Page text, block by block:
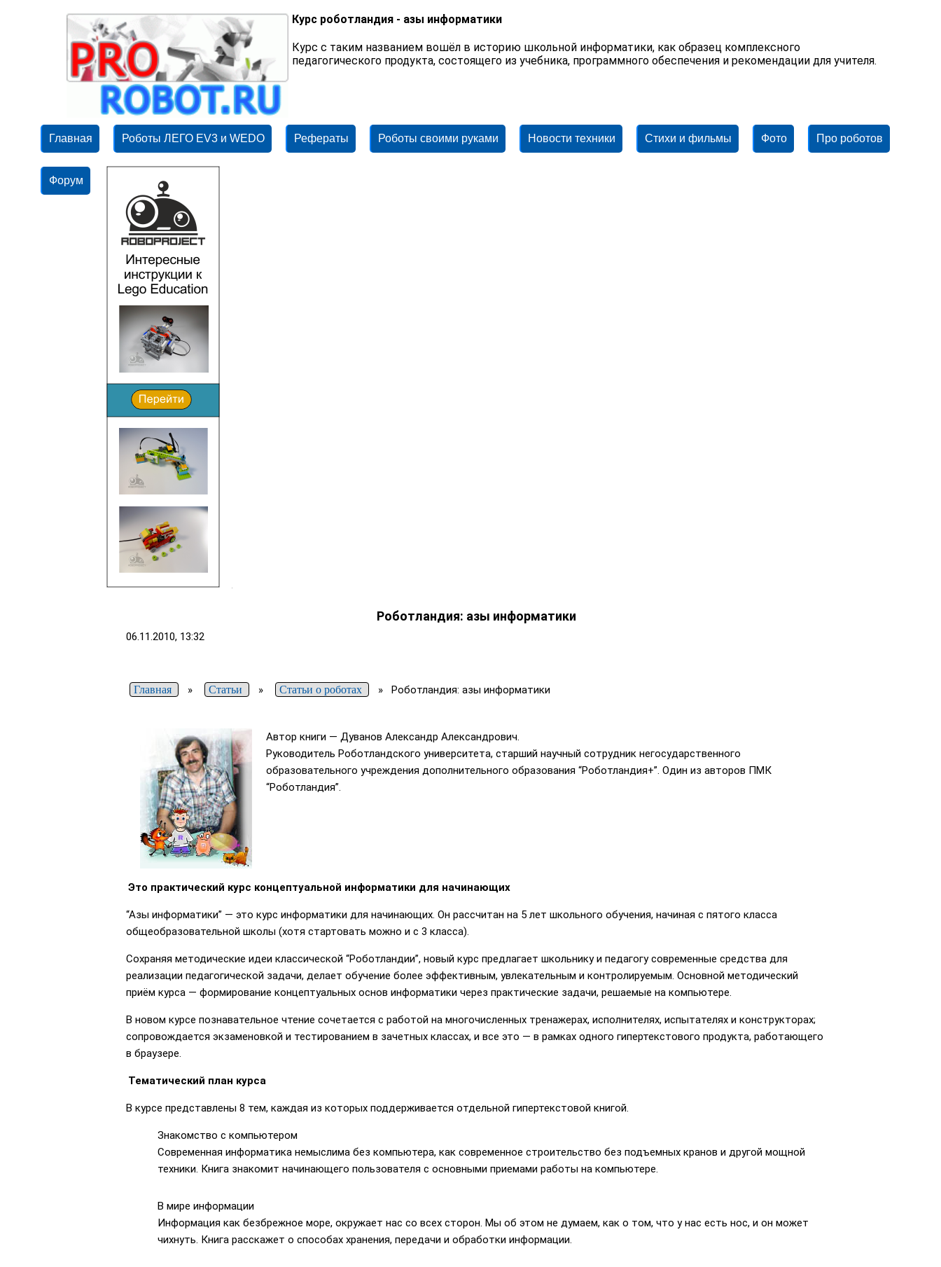
Курс роботландия - азы информатики
Курс с таким названием вошёл в историю школьной информатики, как образец комплексного
педагогического продукта, состоящего из учебника, программного обеспечения и рекомендации для учителя.
Главная Роботы ЛЕГО EV3 и WEDO Рефераты Роботы своими руками Новости техники Стихи и фильмы Фото Про роботов
Форум
Роботландия: азы информатики
06.11.2010, 13:32
Главная » Статьи » Статьи о роботах » Роботландия: азы информатики
Автор книги — Дуванов Александр Александрович.
Руководитель Роботландского университета, старший научный сотрудник негосударственного
образовательного учреждения дополнительного образования “Роботландия+”. Один из авторов ПМК
“Роботландия”.
Это практический курс концептуальной информатики для начинающих
“Азы информатики” — это курс информатики для начинающих. Он рассчитан на 5 лет школьного обучения, начиная с пятого класса
общеобразовательной школы (хотя стартовать можно и с 3 класса).
Сохраняя методические идеи классической “Роботландии”, новый курс предлагает школьнику и педагогу современные средства для
реализации педагогической задачи, делает обучение более эффективным, увлекательным и контролируемым. Основной методический
приём курса — формирование концептуальных основ информатики через практические задачи, решаемые на компьютере.
В новом курсе познавательное чтение сочетается с работой на многочисленных тренажерах, исполнителях, испытателях и конструкторах;
сопровождается экзаменовкой и тестированием в зачетных классах, и все это — в рамках одного гипертекстового продукта, работающего
в браузере.
Тематический план курса
В курсе представлены 8 тем, каждая из которых поддерживается отдельной гипертекстовой книгой.
Знакомство с компьютером
Современная информатика немыслима без компьютера, как современное строительство без подъемных кранов и другой мощной
техники. Книга знакомит начинающего пользователя с основными приемами работы на компьютере.
В мире информации
Информация как безбрежное море, окружает нас со всех сторон. Мы об этом не думаем, как о том, что у нас есть нос, и он может
чихнуть. Книга расскажет о способах хранения, передачи и обработки информации.